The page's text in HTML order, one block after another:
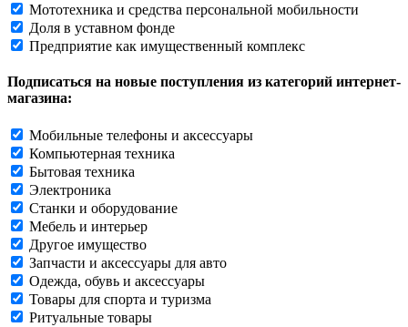
Мототехника и средства персональной мобильности
Доля в уставном фонде
Предприятие как имущественный комплекс
Подписаться на новые поступления из категорий интернет-
магазина:
Мобильные телефоны и аксессуары
Компьютерная техника
Бытовая техника
Электроника
Станки и оборудование
Мебель и интерьер
Другое имущество
Запчасти и аксессуары для авто
Одежда, обувь и аксессуары
Товары для спорта и туризма
Ритуальные товары